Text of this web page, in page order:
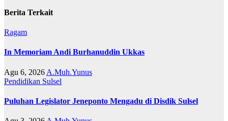
Berita Terkait
Ragam
In Memoriam Andi Burhanuddin Ukkas
Agu 6, 2026 A.Muh.Yunus
Pendidikan Sulsel
Puluhan Legislator Jeneponto Mengadu di Disdik Sulsel